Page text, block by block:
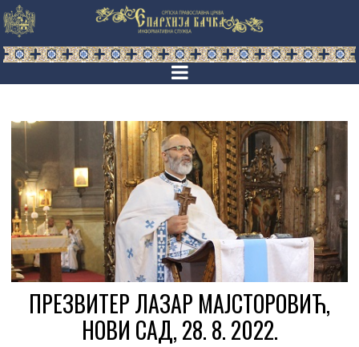
ПРЕЗВИТЕР ЛАЗАР МАЈСТОРОВИЋ,
НОВИ САД, 28. 8. 2022.